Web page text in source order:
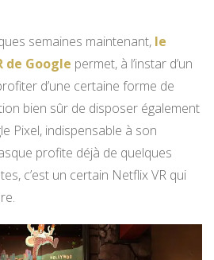
semaines maintenant, le
de Google permet, à l’instar d’un
d’une certaine forme de
bien sûr de disposer également
Pixel, indispensable à son
profite déjà de quelques
c’est un certain Netflix VR qui